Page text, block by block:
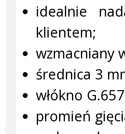
idealnie
klientem;
wzmacniany
średnica 3
włókno
promień